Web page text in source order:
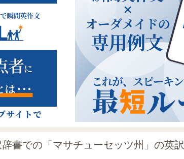
書での「マサチューセッツ州」の英訳